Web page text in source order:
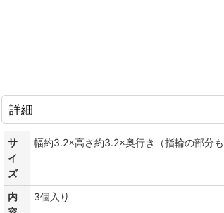
詳細
サ
イ
ズ
幅約3.2×高さ約3.2×奥行き（指輪の部分
内
3個入り